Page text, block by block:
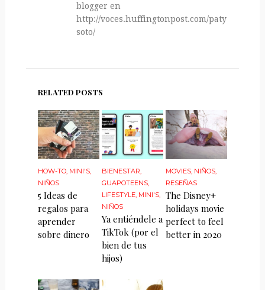
blogger en
http://voces.huffingtonpost.com/paty-
soto/
RELATED POSTS
HOW-TO, MINI'S,
NIÑOS
5 Ideas de
regalos para
aprender
sobre dinero
BIENESTAR,
GUAPOTEENS,
LIFESTYLE, MINI'S,
NIÑOS
Ya entiéndele a
TikTok (por el
bien de tus
hijos)
MOVIES, NIÑOS,
RESEÑAS
The Disney+
holidays movie
perfect to feel
better in 2020